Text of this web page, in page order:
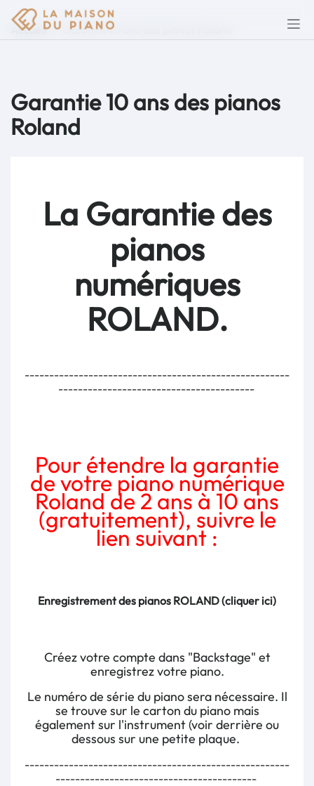
Accueil Garantie 10 ans des pianos Roland
Garantie 10 ans des pianos
Roland
La Garantie des
pianos
numériques
ROLAND.
------------------------------------------------------
----------------------------------------
Pour étendre la garantie
de votre piano numérique
Roland de 2 ans à 10 ans
(gratuitement), suivre le
lien suivant :
Enregistrement des pianos ROLAND (cliquer ici)
Créez votre compte dans "Backstage" et
enregistrez votre piano.
Le numéro de série du piano sera nécessaire. Il
se trouve sur le carton du piano mais
également sur l'instrument (voir derrière ou
dessous sur une petite plaque.
------------------------------------------------------
-----------------------------------------